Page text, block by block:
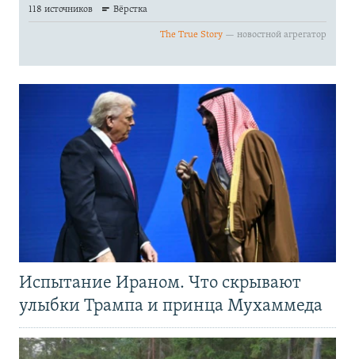
Испытание Ираном. Что скрывают
улыбки Трампа и принца Мухаммеда